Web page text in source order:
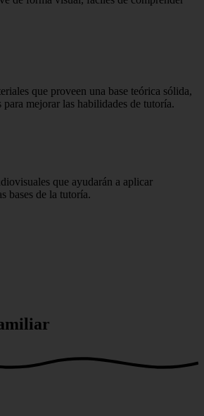
que proveen una base teórica sólida,
para mejorar las habilidades de tutoría.
que ayudarán a aplicar
bases de la tutoría.